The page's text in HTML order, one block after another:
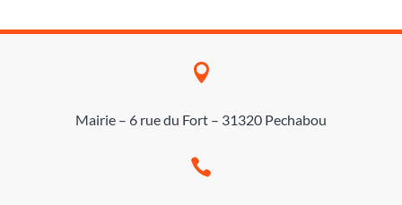

Mairie – 6 rue du Fort – 31320 Pechabou
